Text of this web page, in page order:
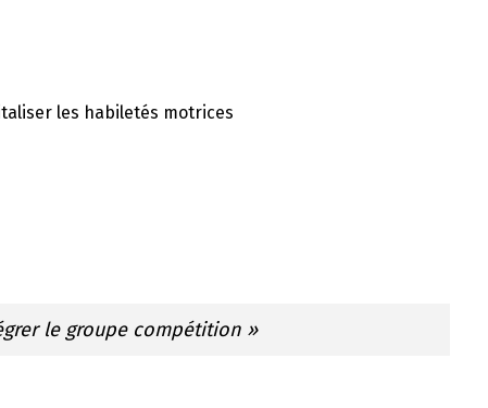
les habiletés motrices
le groupe compétition »